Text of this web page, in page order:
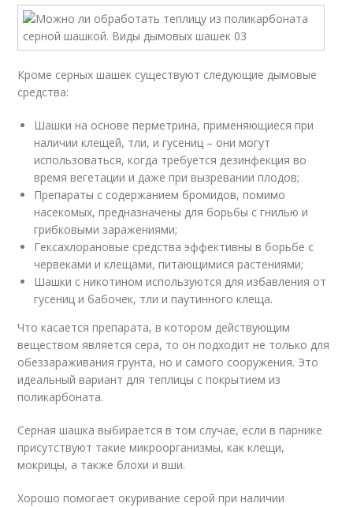
Кроме серных шашек существуют следующие дымовые
средства:
Шашки на основе перметрина, применяющиеся при
наличии клещей, тли, и гусениц – они могут
использоваться, когда требуется дезинфекция во
время вегетации и даже при вызревании плодов;
Препараты с содержанием бромидов, помимо
насекомых, предназначены для борьбы с гнилью и
грибковыми заражениями;
Гексахлорановые средства эффективны в борьбе с
червеками и клещами, питающимися растениями;
Шашки с никотином используются для избавления от
гусениц и бабочек, тли и паутинного клеща.
Что касается препарата, в котором действующим
веществом является сера, то он подходит не только для
обеззараживания грунта, но и самого сооружения. Это
идеальный вариант для теплицы с покрытием из
поликарбоната.
Серная шашка выбирается в том случае, если в парнике
присутствуют такие микроорганизмы, как клещи,
мокрицы, а также блохи и вши.
Хорошо помогает окуривание серой при наличии